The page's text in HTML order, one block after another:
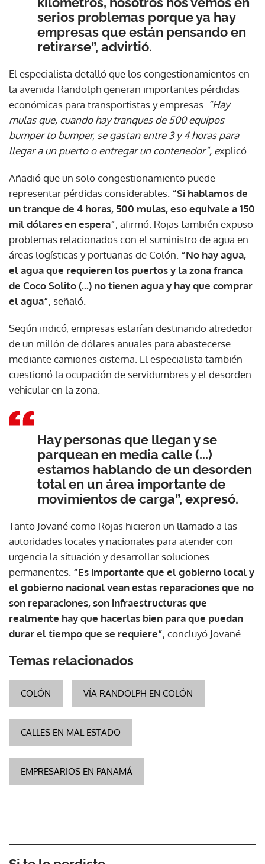
serios problemas porque ya hay
empresas que están pensando en
retirarse”, advirtió.
El especialista detalló que los congestionamientos en
la avenida Randolph generan importantes pérdidas
económicas para transportistas y empresas. “Hay
mulas que, cuando hay tranques de 500 equipos
bumper to bumper, se gastan entre 3 y 4 horas para
llegar a un puerto o entregar un contenedor”, explicó.
Añadió que un solo congestionamiento puede
representar pérdidas considerables. “Si hablamos de
un tranque de 4 horas, 500 mulas, eso equivale a 150
mil dólares en espera”, afirmó. Rojas también expuso
problemas relacionados con el suministro de agua en
áreas logísticas y portuarias de Colón. “No hay agua,
el agua que requieren los puertos y la zona franca
de Coco Solito (...) no tienen agua y hay que comprar
el agua”, señaló.
Según indicó, empresas estarían destinando alrededor
de un millón de dólares anuales para abastecerse
mediante camiones cisterna. El especialista también
cuestionó la ocupación de servidumbres y el desorden
vehicular en la zona.
Hay personas que llegan y se
parquean en media calle (...)
estamos hablando de un desorden
total en un área importante de
movimientos de carga”, expresó.
Tanto Jované como Rojas hicieron un llamado a las
autoridades locales y nacionales para atender con
urgencia la situación y desarrollar soluciones
permanentes. “Es importante que el gobierno local y
el gobierno nacional vean estas reparaciones que no
son reparaciones, son infraestructuras que
realmente hay que hacerlas bien para que puedan
durar el tiempo que se requiere”, concluyó Jované.
Temas relacionados
COLÓN VÍA RANDOLPH EN COLÓN
CALLES EN MAL ESTADO
EMPRESARIOS EN PANAMÁ